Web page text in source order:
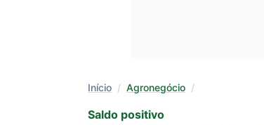
Início /Agronegócio /
Saldo positivo